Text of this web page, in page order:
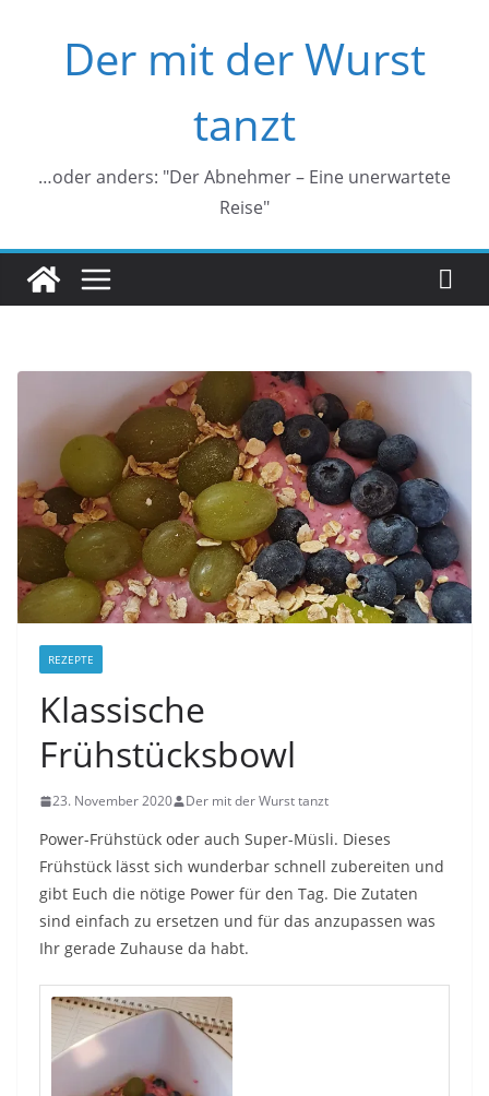
springenDer mit der Wurst
tanzt
…oder anders: "Der Abnehmer – Eine unerwartete
Reise"
REZEPTE
Klassische
Frühstücksbowl
23. November 2020 Der mit der Wurst tanzt
Power-Frühstück oder auch Super-Müsli. Dieses
Frühstück lässt sich wunderbar schnell zubereiten und
gibt Euch die nötige Power für den Tag. Die Zutaten
sind einfach zu ersetzen und für das anzupassen was
Ihr gerade Zuhause da habt.